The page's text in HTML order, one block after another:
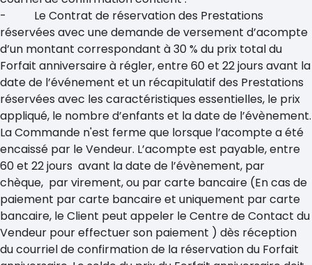
- Le Contrat de réservation des Prestations
réservées avec une demande de versement d’acompte
d’un montant correspondant à 30 % du prix total du
Forfait anniversaire à régler, entre 60 et 22 jours avant la
date de l’événement et un récapitulatif des Prestations
réservées avec les caractéristiques essentielles, le prix
appliqué, le nombre d’enfants et la date de l’évènement.
La Commande n'est ferme que lorsque l’acompte a été
encaissé par le Vendeur. L’acompte est payable, entre
60 et 22 jours avant la date de l’évènement, par
chèque, par virement, ou par carte bancaire (En cas de
paiement par carte bancaire et uniquement par carte
bancaire, le Client peut appeler le Centre de Contact du
Vendeur pour effectuer son paiement ) dès réception
du courriel de confirmation de la réservation du Forfait